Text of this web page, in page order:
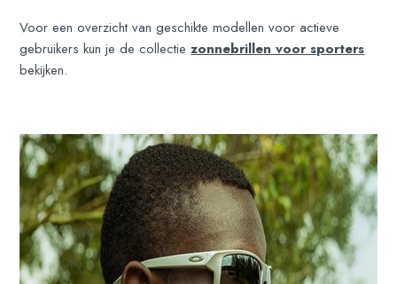
Voor een overzicht van geschikte modellen voor actieve
gebruikers kun je de collectiezonnebrillen voor sporters
bekijken.